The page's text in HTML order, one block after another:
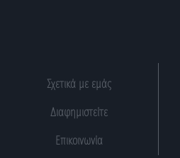
Σχετικά με εμάς
Διαφημιστείτε
Επικοινωνία